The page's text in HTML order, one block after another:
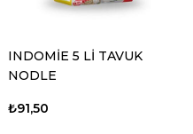
INDOMİE 5 Lİ TAVUK
NODLE
₺91,50